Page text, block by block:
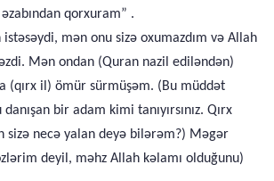
qorxuram” .
mən onu sizə oxumazdım və Allah
Mən ondan (Quran nazil ediləndən)
(qırx il) ömür sürmüşəm. (Bu müddət
bir adam kimi tanıyırsınız. Qırx
sizə necə yalan deyə bilərəm?) Məgər
deyil, məhz Allah kəlamı olduğunu)